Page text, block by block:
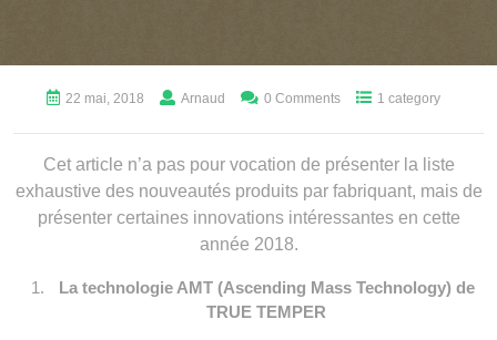
22 mai, 2018 Arnaud 0 Comments 1 category
Cet article n’a pas pour vocation de présenter la liste
exhaustive des nouveautés produits par fabriquant, mais de
présenter certaines innovations intéressantes en cette
année 2018.
La technologie AMT (Ascending Mass Technology) de
TRUE TEMPER